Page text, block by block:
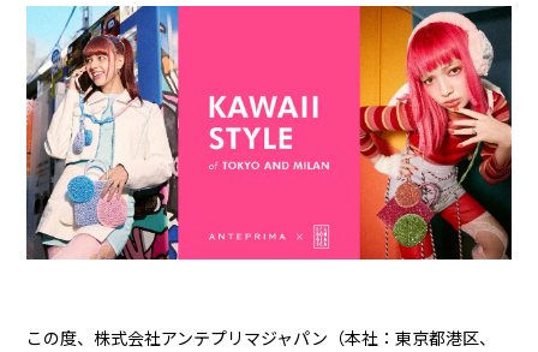
この度、株式会社アンテプリマジャパン（本社：東京都港区、